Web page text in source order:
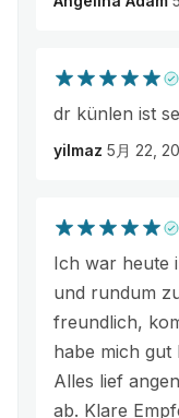
dr künlen ist
yilmaz 5月 22,
Ich war heute
und rundum
freundlich,
habe mich
Alles lief
ab. Klare